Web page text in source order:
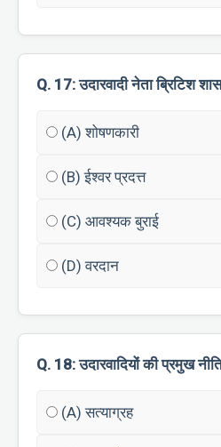
Q. 17: उदारवादी नेता ब्रिटिश
(A) शोषणकारी
(B) ईश्वर प्रदत्त
(C) आवश्यक बुराई
(D) वरदान
Q. 18: उदारवादियों की प्रमुख
(A) सत्याग्रह